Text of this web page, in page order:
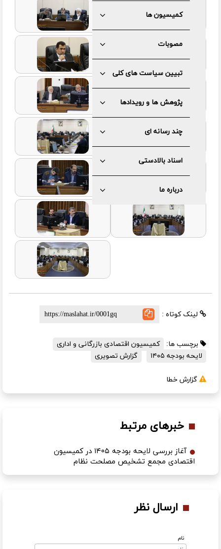
کمیسیون ها
مصوبات
تبیین سیاست های کلی
پژوهش ها و رویدادها
چند رسانه ای
اسناد بالادستی
درباره ما
لینک کوتاه :
برچسب ها:
کمیسیون اقتصادی بازرگانی و اداری
لایحه بودجه ۱۴۰۵
گزارش تصویری
گزارش خطا
خبرهای مرتبط
آغاز بررسی لایحه بودجه ۱۴۰۵ در کمیسیون
اقتصادی مجمع تشخیص مصلحت نظام
ارسال نظر
نام